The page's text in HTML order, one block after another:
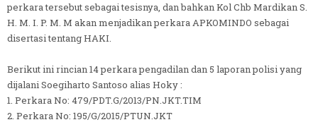
perkara tersebut sebagai tesisnya, dan bahkan Kol Chb Mardikan S.
H. M. I. P. M. M akan menjadikan perkara APKOMINDO sebagai
disertasi tentang HAKI.
Berikut ini rincian 14 perkara pengadilan dan 5 laporan polisi yang
dijalani Soegiharto Santoso alias Hoky :
1. Perkara No: 479/PDT.G/2013/PN.JKT.TIM
2. Perkara No: 195/G/2015/PTUN.JKT